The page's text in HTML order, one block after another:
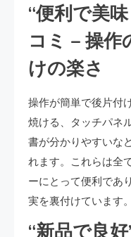
“便利で美
コミ – 操作
けの楽さ
操作が簡単で後片付
焼ける、タッチパネ
書が分かりやすいな
れます。これらは全
ーにとって便利であ
実を裏付けています。
“新品で良